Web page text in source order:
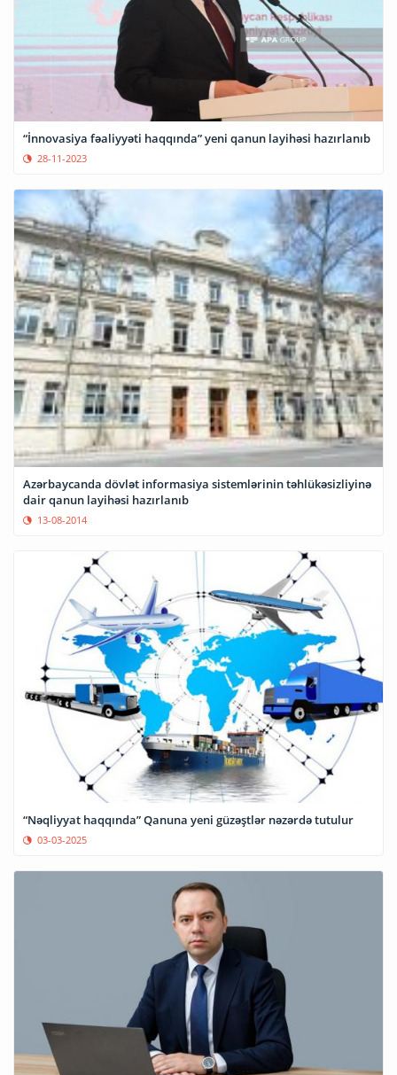
“İnnovasiya fəaliyyəti haqqında” yeni qanun layihəsi hazırlanıb
28-11-2023
Azərbaycanda dövlət informasiya sistemlərinin təhlükəsizliyinə
dair qanun layihəsi hazırlanıb
13-08-2014
“Nəqliyyat haqqında” Qanuna yeni güzəştlər nəzərdə tutulur
03-03-2025